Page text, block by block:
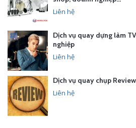
Liên hệ
Dịch vụ quay dựng làm
nghiệp
Liên hệ
Dịch vụ quay chụp
Liên hệ